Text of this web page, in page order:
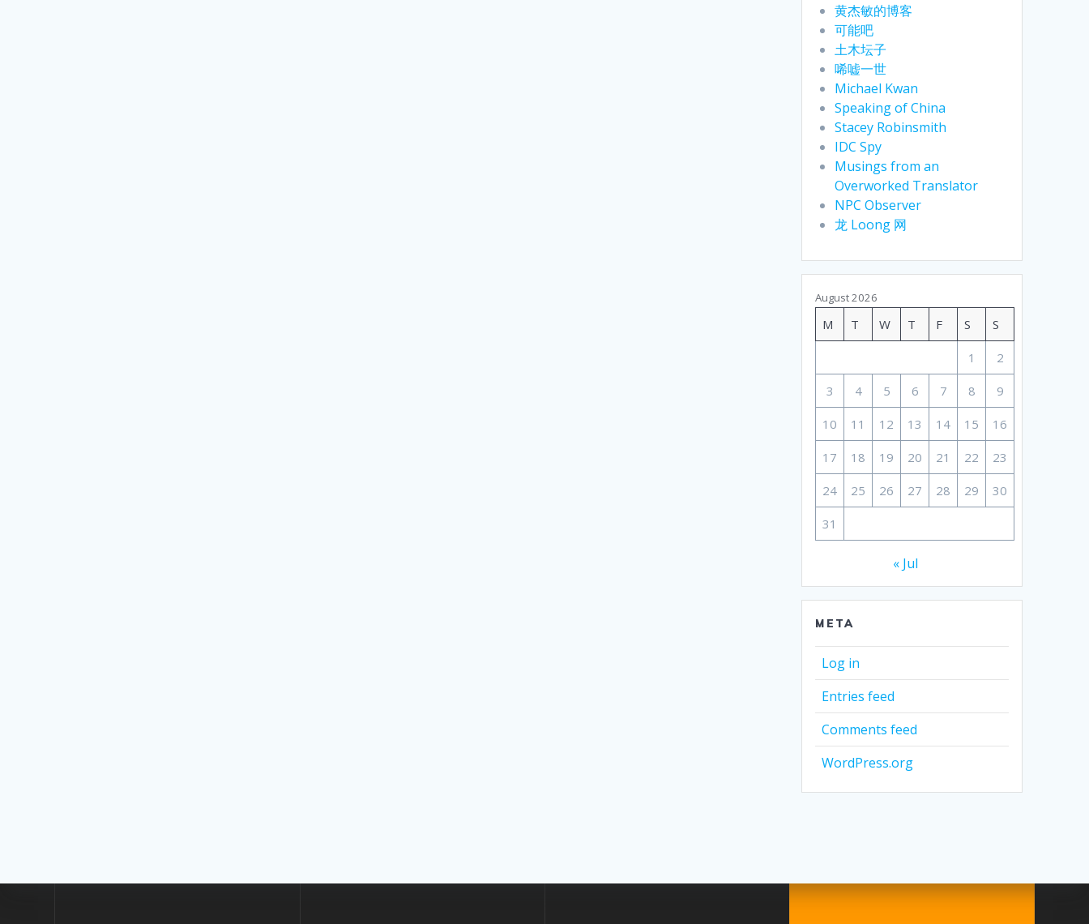
黄杰敏的博客
可能吧
土木坛子
唏嘘一世
Michael Kwan
Speaking of China
Stacey Robinsmith
IDC Spy
Musings from an
Overworked Translator
NPC Observer
龙 Loong 网
August 2026
M T W T F S S
1 2
3 4 5 6 7 8 9
10 11 12 13 14 15 16
17 18 19 20 21 22 23
24 25 26 27 28 29 30
31
« Jul
META
Log in
Entries feed
Comments feed
WordPress.org